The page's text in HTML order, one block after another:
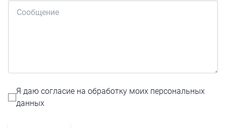
Я даю согласие на обработку моих персональных
данных